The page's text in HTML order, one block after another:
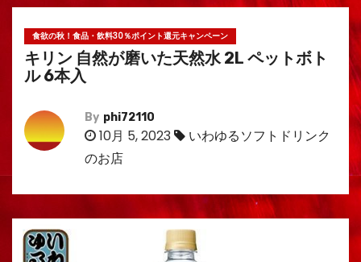
食欲の秋！食品・飲料30％ポイント還元キャンペーン
キリン 自然が磨いた天然水 2L ペットボト
ル 6本入
By phi72110
10月 5, 2023
いわゆるソフトドリンク
のお店